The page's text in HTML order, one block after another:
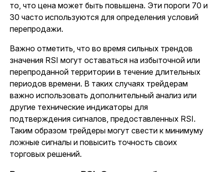
то, что цена может быть повышена. Эти пороги 70 и
30 часто используются для определения условий
перепродажи.
Важно отметить, что во время сильных трендов
значения RSI могут оставаться на избыточной или
перепроданной территории в течение длительных
периодов времени. В таких случаях трейдерам
важно использовать дополнительный анализ или
другие технические индикаторы для
подтверждения сигналов, предоставленных RSI.
Таким образом трейдеры могут свести к минимуму
ложные сигналы и повысить точность своих
торговых решений.